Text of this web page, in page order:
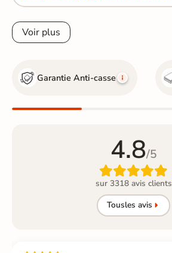
Voir plus
Garantie Anti-casse
4.8/5

sur 3318 avis clients
Tousles avis